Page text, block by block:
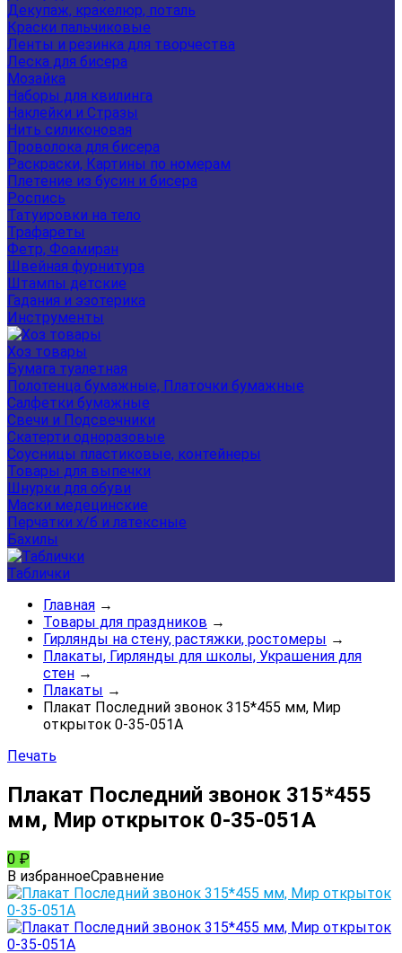
Декупаж, кракелюр, поталь
Краски пальчиковые
Ленты и резинка для творчества
Леска для бисера
Мозайка
Наборы для квилинга
Наклейки и Стразы
Нить силиконовая
Проволока для бисера
Раскраски, Картины по номерам
Плетение из бусин и бисера
Роспись
Татуировки на тело
Трафареты
Фетр, Фоамиран
Швейная фурнитура
Штампы детские
Гадания и эзотерика
Инструменты
Хоз товары
Бумага туалетная
Полотенца бумажные, Платочки бумажные
Салфетки бумажные
Свечи и Подсвечники
Скатерти одноразовые
Соусницы пластиковые, контейнеры
Товары для выпечки
Шнурки для обуви
Маски медецинские
Перчатки х/б и латексные
Бахилы
Таблички
Главная →
Товары для праздников →
Гирлянды на стену, растяжки, ростомеры →
Плакаты, Гирлянды для школы, Украшения для
стен →
Плакаты →
Плакат Последний звонок 315*455 мм, Мир
открыток 0-35-051А
Печать
Плакат Последний звонок 315*455
мм, Мир открыток 0-35-051А
0 ₽
В избранноеСравнение